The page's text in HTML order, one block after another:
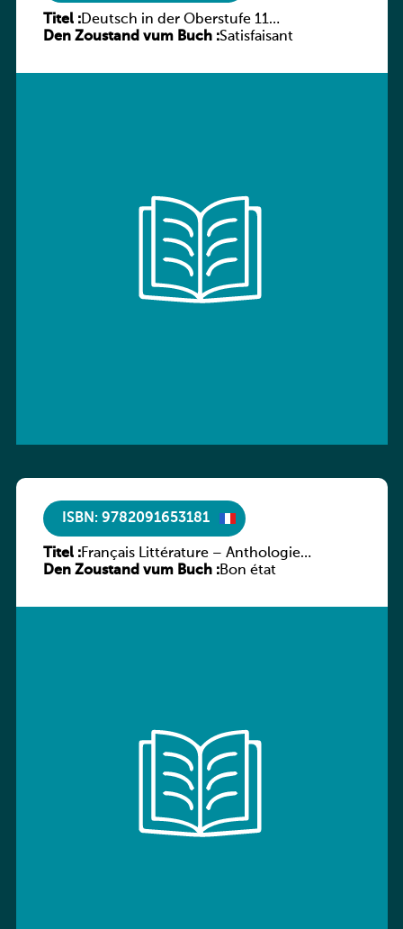
Titel :Deutsch in der Oberstufe 11
(Schülerbuch) Ausgabe Bayern
Den Zoustand vum Buch :Satisfaisant
ISBN: 9782091653181
Titel :Français Littérature – Anthologie
chronologique 2de/1re
Den Zoustand vum Buch :Bon état